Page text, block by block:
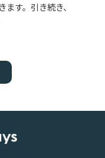
す。引き続き、